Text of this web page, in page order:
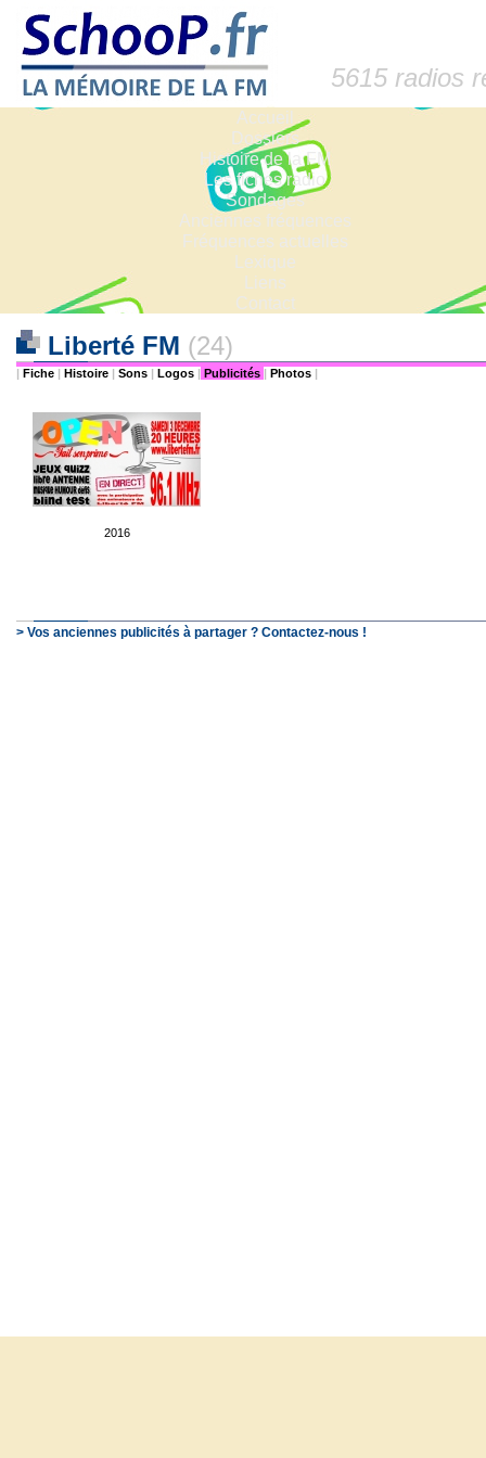
5615 radios
Accueil
Dossiers
Histoire de la FM
Les fiches radio
Sondages
Anciennes fréquences
Fréquences actuelles
Lexique
Liens
Contact
Liberté FM (24)
| Fiche | Histoire | Sons | Logos | Publicités | Photos |
2016
> Vos anciennes publicités à partager ? Contactez-nous !